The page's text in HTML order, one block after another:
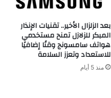
بعد الزلزال الأخير.. تقنيات الإنذار
المبكر للزلازل تمنح مستخدمي
هواتف سامسونج وقتًا إضافيًا
للاستعداد وتعزز السلامة
منذ 5 أيام